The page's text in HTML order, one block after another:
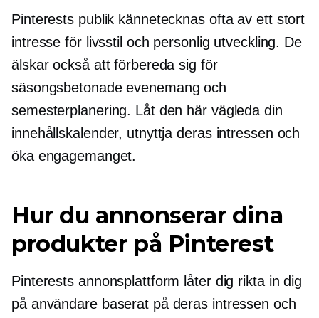
Pinterests publik kännetecknas ofta av ett stort
intresse för livsstil och personlig utveckling. De
älskar också att förbereda sig för
säsongsbetonade evenemang och
semesterplanering. Låt den här vägleda din
innehållskalender, utnyttja deras intressen och
öka engagemanget.
Hur du annonserar dina
produkter på Pinterest
Pinterests annonsplattform låter dig rikta in dig
på användare baserat på deras intressen och